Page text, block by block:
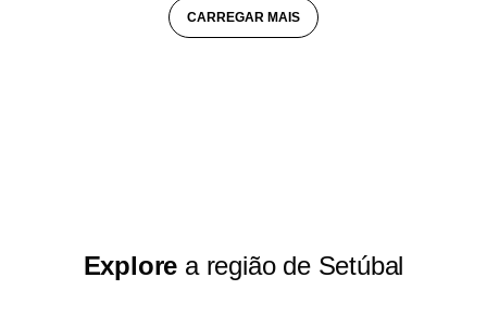
CARREGAR MAIS
Explore a região de Setúbal